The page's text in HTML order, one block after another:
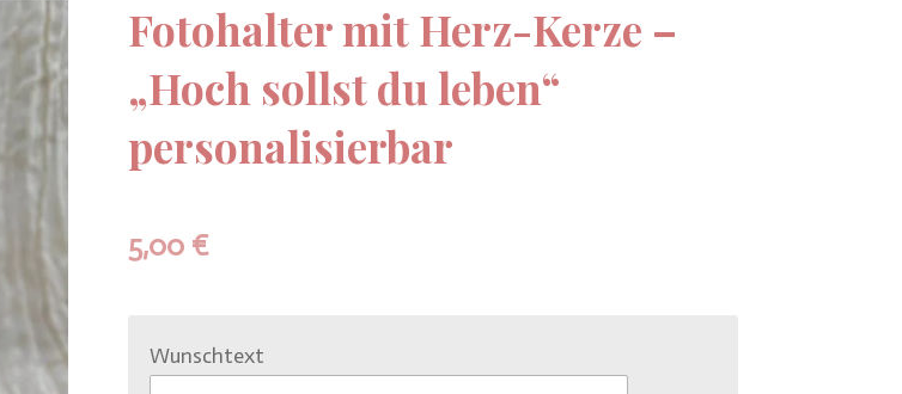
Fotohalter mit Herz-Kerze –
„Hoch sollst du leben“
personalisierbar
5,00 €
Wunschtext